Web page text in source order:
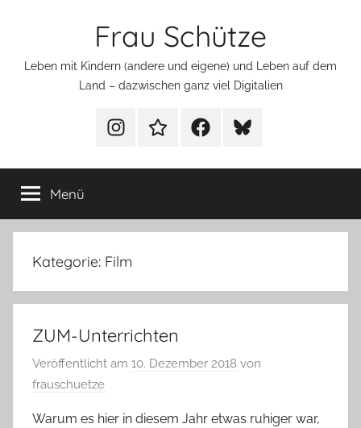
Frau Schütze
Leben mit Kindern (andere und eigene) und Leben auf dem
Land – dazwischen ganz viel Digitalien
MenüeintragMenüeintragMenüeintragMenüeintrag
Menü
Kategorie: Film
ZUM-Unterrichten
Veröffentlicht am 10. Dezember 2018 von
frauschuetze
Warum es hier in diesem Jahr etwas ruhiger war,